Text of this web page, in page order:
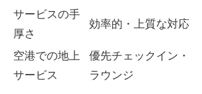
サービスの手
厚さ
効率的・上質な対応
空港での地上
サービス
優先チェックイン・
ラウンジ